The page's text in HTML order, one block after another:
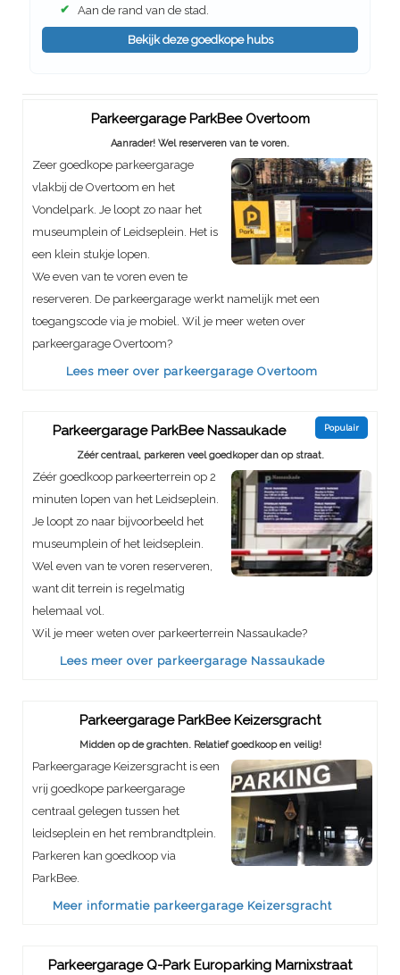
✔ Aan de rand van de stad.
Bekijk deze goedkope hubs
Parkeergarage ParkBee Overtoom
Aanrader! Wel reserveren van te voren.
Zeer goedkope parkeergarage
vlakbij de Overtoom en het
Vondelpark. Je loopt zo naar het
museumplein of Leidseplein. Het is
een klein stukje lopen.
We even van te voren even te
reserveren. De parkeergarage werkt namelijk met een
toegangscode via je mobiel. Wil je meer weten over
parkeergarage Overtoom?
Lees meer over parkeergarage Overtoom
Populair
Parkeergarage ParkBee Nassaukade
Zéér centraal, parkeren veel goedkoper dan op straat.
Zéér goedkoop parkeerterrein op 2
minuten lopen van het Leidseplein.
Je loopt zo naar bijvoorbeeld het
museumplein of het leidseplein.
Wel even van te voren reserveren,
want dit terrein is regelmatig
helemaal vol.
Wil je meer weten over parkeerterrein Nassaukade?
Lees meer over parkeergarage Nassaukade
Parkeergarage ParkBee Keizersgracht
Midden op de grachten. Relatief goedkoop en veilig!
Parkeergarage Keizersgracht is een
vrij goedkope parkeergarage
centraal gelegen tussen het
leidseplein en het rembrandtplein.
Parkeren kan goedkoop via
ParkBee.
Meer informatie parkeergarage Keizersgracht
Parkeergarage Q-Park Europarking Marnixstraat